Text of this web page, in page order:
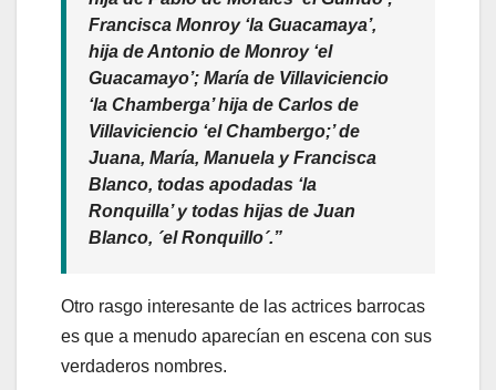
Francisca Monroy ‘la Guacamaya’,
hija de Antonio de Monroy ‘el
Guacamayo’; María de Villaviciencio
‘la Chamberga’ hija de Carlos de
Villaviciencio ‘el Chambergo;’ de
Juana, María, Manuela y Francisca
Blanco, todas apodadas ‘la
Ronquilla’ y todas hijas de Juan
Blanco, ´el Ronquillo´.”
Otro rasgo interesante de las actrices barrocas
es que a menudo aparecían en escena con sus
verdaderos nombres.